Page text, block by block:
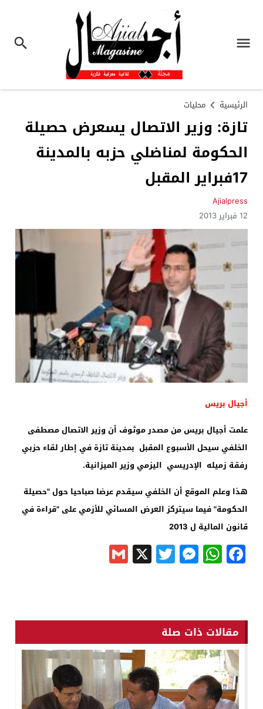
الرئيسية محليات
تازة: وزير الاتصال يسعرض حصيلة
الحكومة لمناضلي حزبه بالمدينة
17فبراير المقبل
Ajialpress
12 فبراير 2013
أجيال بريس
علمت أجيال بريس من مصدر موثوف أن وزير الاتصال مصطفى
الخلفي سيحل الأسبوع المقبل بمدينة تازة في إطار لقاء حزبي
رفقة زميله الإدريسي اليزمي وزير الميزانية.
هذا وعلم الموقع أن الخلفي سيقدم عرضا صباحيا حول "حصيلة
الحكومة" فيما سيتركز العرض المسائي للأزمي على "قراءة في
قانون المالية ل 2013
Facebook
WhatsApp
Messenger
Twitter
X
مقالات ذات صلة